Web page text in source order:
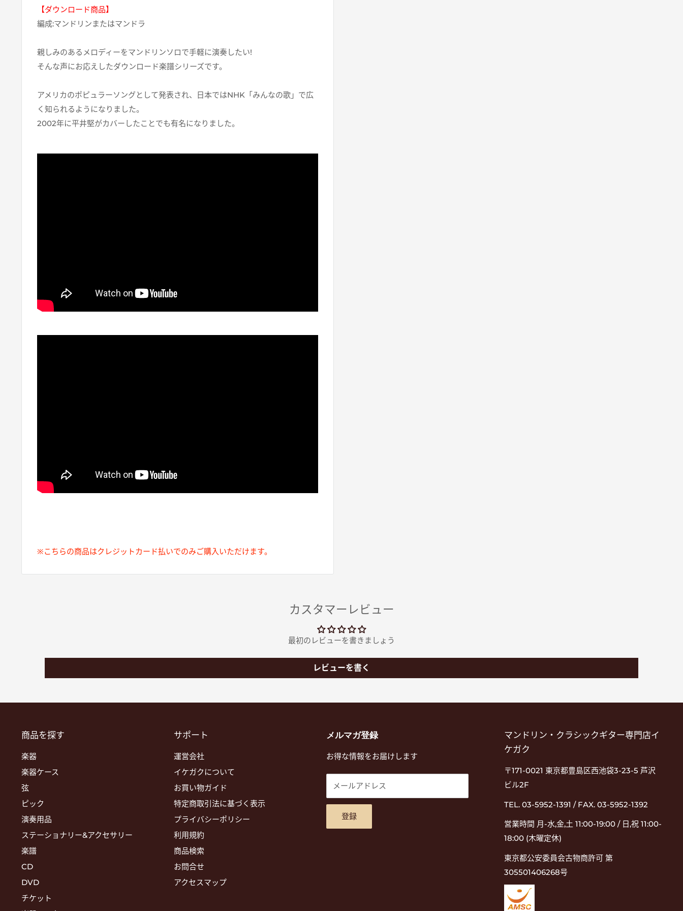
【ダウンロード商品】
編成:マンドリンまたはマンドラ
親しみのあるメロディーをマンドリンソロで手軽に演奏したい!
そんな声にお応えしたダウンロード楽譜シリーズです。
アメリカのポピュラーソングとして発表され、日本ではNHK「みんなの歌」で広
く知られるようになりました。
2002年に平井堅がカバーしたことでも有名になりました。
※こちらの商品はクレジットカード払いでのみご購入いただけます。
カスタマーレビュー
最初のレビューを書きましょう
レビューを書く
商品を探す
楽器
楽器ケース
弦
ピック
演奏用品
ステーショナリー&アクセサリー
楽譜
CD
DVD
チケット
サポート
運営会社
イケガクについて
お買い物ガイド
特定商取引法に基づく表示
プライバシーポリシー
利用規約
商品検索
お問合せ
アクセスマップ
メルマガ登録
お得な情報をお届けします
メールアドレス
登録
マンドリン・クラシックギター専門店イ
ケガク
〒171-0021 東京都豊島区西池袋3-23-5 芦沢
ビル2F
TEL. 03-5952-1391 / FAX. 03-5952-1392
営業時間 月-水,金,土 11:00-19:00 / 日,祝 11:00-
18:00 (木曜定休)
東京都公安委員会古物商許可 第
305501406268号